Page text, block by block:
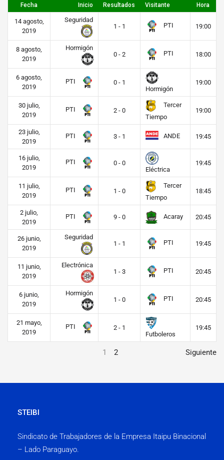
Fecha Inicio Resultados Visitante Hora
14 agosto,
2019
Seguridad
1 - 1
PTI 19:00
8 agosto,
2019
Hormigón
0 - 2
PTI 18:00
6 agosto,
2019
PTI
0 - 1
Hormigón
19:00
30 julio,
2019
PTI 2 - 0
Tercer
Tiempo
19:00
23 julio,
2019
PTI 3 - 1 ANDE 19:45
16 julio,
2019
PTI
0 - 0
Eléctrica
19:45
11 julio,
2019
PTI 1 - 0
Tercer
Tiempo
18:45
2 julio,
2019
PTI 9 - 0 Acaray 20:45
26 junio,
2019
Seguridad
1 - 1
PTI 19:45
11 junio,
2019
Electrónica
1 - 3
PTI 20:45
6 junio,
2019
Hormigón
1 - 0
PTI 20:45
21 mayo,
2019
PTI
2 - 1
Futboleros
19:45
1 2 Siguiente
STEIBI
Sindicato de Trabajadores de la Empresa Itaipu Binacional
– Lado Paraguayo.